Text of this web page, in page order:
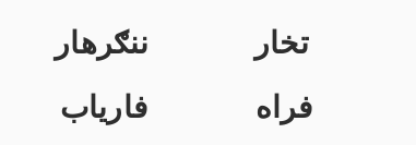
ننګرهار تخار
فاریاب
فراه